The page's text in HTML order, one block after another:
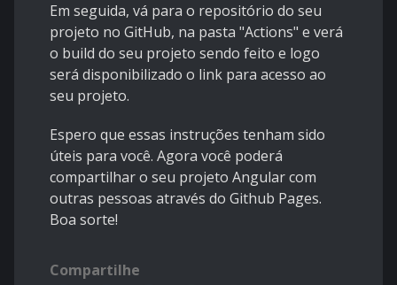
Em seguida, vá para o repositório do seu
projeto no GitHub, na pasta "Actions" e verá
o build do seu projeto sendo feito e logo
será disponibilizado o link para acesso ao
seu projeto.
Espero que essas instruções tenham sido
úteis para você. Agora você poderá
compartilhar o seu projeto Angular com
outras pessoas através do Github Pages.
Boa sorte!
Compartilhe